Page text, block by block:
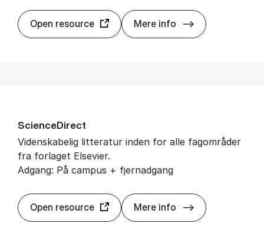
Open resource Mere info Sage Bu­si­ness
Sci­en­ce­Di­rect
Videnskabelig litteratur inden for alle fagområder
fra forlaget Elsevier.
Adgang: På campus + fjernadgang
Open resource Mere info Sci­en­ce­Di­rect